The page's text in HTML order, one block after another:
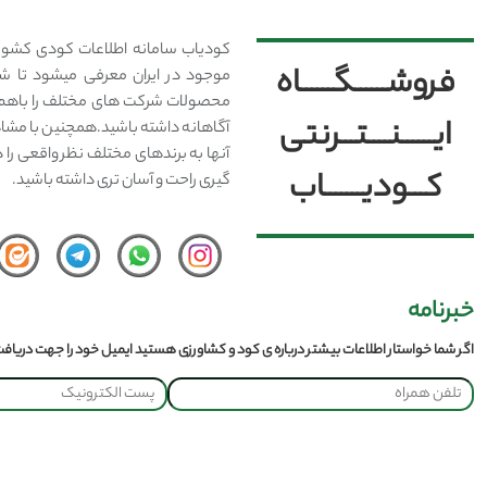
فروشــــــگــــــاه
ایــــــنــــتـــرنتی
کـــودیـــــــاب
کودیاب سامانه اطلاعات کودی
موجود در ایران معرفی میشود تا
محصولات شرکت های مختلف را
آگاهانه داشته باشید.همچنین با
آنها به برندهای مختلف نظر واقعی
گیری راحت و آسان تری داشته باشید.
خبرنامه
اگر شما خواستار اطلاعات بیشتر درباره ی کود و کشاورزی هستید ایمیل خود را جهت